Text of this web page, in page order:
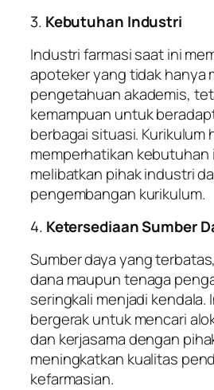
3. Kebutuhan Industri
Industri farmasi saat ini
apoteker yang tidak hanya
pengetahuan akademis,
kemampuan untuk
berbagai situasi. Kurikulum
memperhatikan kebutuhan
melibatkan pihak industri
pengembangan kurikulum.
4. Ketersediaan Sumber
Sumber daya yang
dana maupun tenaga
seringkali menjadi
bergerak untuk mencari
dan kerjasama dengan
meningkatkan kualitas
kefarmasian.